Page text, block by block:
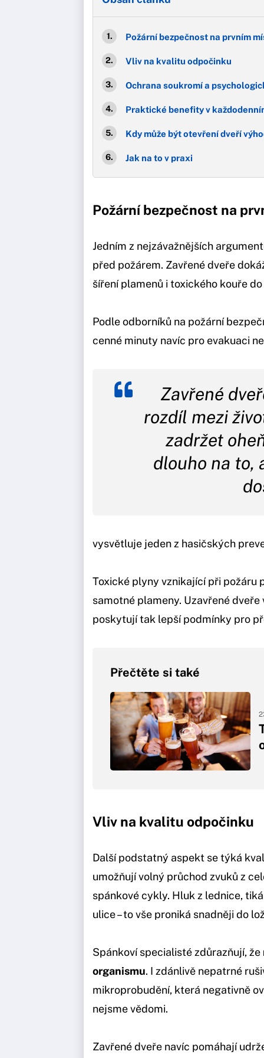
Požární bezpečnost na prvním
Vliv na kvalitu odpočinku
Ochrana soukromí a
Praktické benefity v
Kdy může být otevření dveří
Jak na to v praxi
Požární bezpečnost na
Jedním z nejzávažnějších
před požárem. Zavřené dveře
šíření plamenů i toxického kouře
Podle odborníků na požární
cenné minuty navíc pro evakuaci
Zavřené
rozdíl mezi
zadržet
dlouho na to,
vysvětluje jeden z hasičských
Toxické plyny vznikající při požáru
samotné plameny. Uzavřené
poskytují tak lepší podmínky pro
Přečtěte si také
Vliv na kvalitu odpočinku
Další podstatný aspekt se týká
umožňují volný průchod zvuků z
spánkové cykly. Hluk z lednice,
ulice – to vše proniká snadněji do
Spánkoví specialisté zdůrazňují, že
organismu. I zdánlivě nepatrné
mikroprobudění, která negativně
nejsme vědomi.
Zavřené dveře navíc pomáhají